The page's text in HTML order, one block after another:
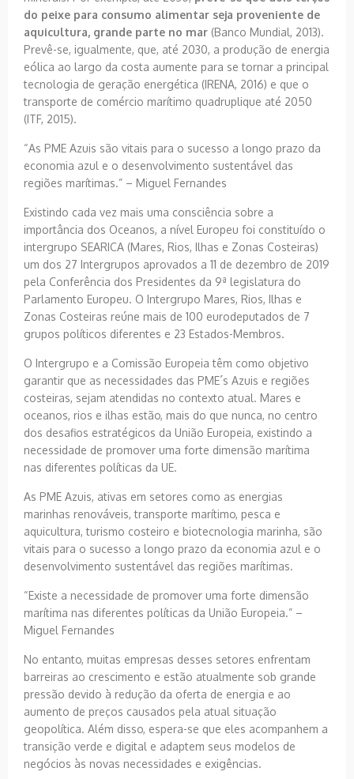
do peixe para consumo alimentar seja proveniente de
aquicultura, grande parte no mar (Banco Mundial, 2013).
Prevê-se, igualmente, que, até 2030, a produção de energia
eólica ao largo da costa aumente para se tornar a principal
tecnologia de geração energética (IRENA, 2016) e que o
transporte de comércio marítimo quadruplique até 2050
(ITF, 2015).
“As PME Azuis são vitais para o sucesso a longo prazo da
economia azul e o desenvolvimento sustentável das
regiões marítimas.” – Miguel Fernandes
Existindo cada vez mais uma consciência sobre a
importância dos Oceanos, a nível Europeu foi constituído o
intergrupo SEARICA (Mares, Rios, Ilhas e Zonas Costeiras)
um dos 27 Intergrupos aprovados a 11 de dezembro de 2019
pela Conferência dos Presidentes da 9ª legislatura do
Parlamento Europeu. O Intergrupo Mares, Rios, Ilhas e
Zonas Costeiras reúne mais de 100 eurodeputados de 7
grupos políticos diferentes e 23 Estados-Membros.
O Intergrupo e a Comissão Europeia têm como objetivo
garantir que as necessidades das PME´s Azuis e regiões
costeiras, sejam atendidas no contexto atual. Mares e
oceanos, rios e ilhas estão, mais do que nunca, no centro
dos desafios estratégicos da União Europeia, existindo a
necessidade de promover uma forte dimensão marítima
nas diferentes políticas da UE.
As PME Azuis, ativas em setores como as energias
marinhas renováveis, transporte marítimo, pesca e
aquicultura, turismo costeiro e biotecnologia marinha, são
vitais para o sucesso a longo prazo da economia azul e o
desenvolvimento sustentável das regiões marítimas.
“Existe a necessidade de promover uma forte dimensão
marítima nas diferentes políticas da União Europeia.” –
Miguel Fernandes
No entanto, muitas empresas desses setores enfrentam
barreiras ao crescimento e estão atualmente sob grande
pressão devido à redução da oferta de energia e ao
aumento de preços causados pela atual situação
geopolítica. Além disso, espera-se que eles acompanhem a
transição verde e digital e adaptem seus modelos de
negócios às novas necessidades e exigências.